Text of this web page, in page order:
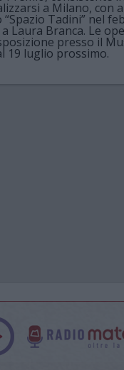
a Milano, con
Tadini” nel
Laura Branca. Le
presso il
19 luglio prossimo.